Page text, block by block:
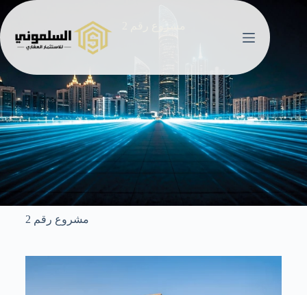
مشروع رقم 2